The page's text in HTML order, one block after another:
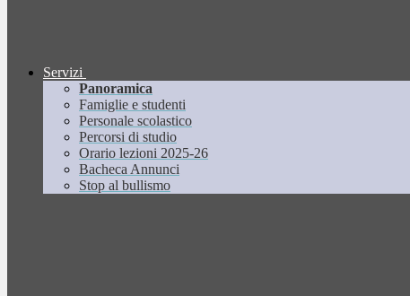
Servizi
Panoramica
Famiglie e studenti
Personale scolastico
Percorsi di studio
Orario lezioni 2025-26
Bacheca Annunci
Stop al bullismo